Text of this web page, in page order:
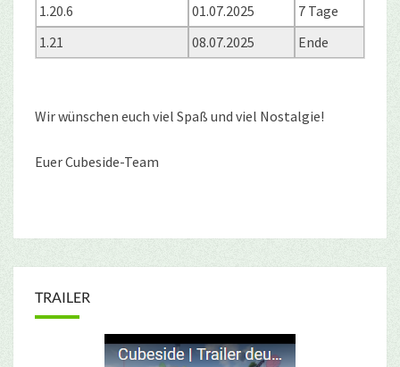
1.20.6
01.07.2025
7 Tage
1.21
08.07.2025 Ende
Wir wünschen euch viel Spaß und viel Nostalgie!
Euer Cubeside-Team
TRAILER